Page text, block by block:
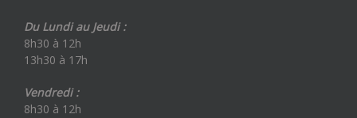
Du Lundi au Jeudi :
8h30 à 12h
13h30 à 17h
Vendredi :
8h30 à 12h